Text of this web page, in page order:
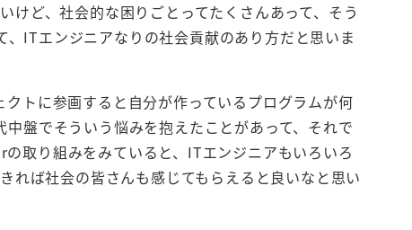
けど、社会的な困りごとってたくさんあって、そう
ITエンジニアなりの社会貢献のあり方だと思いま
トに参画すると自分が作っているプログラムが何
盤でそういう悩みを抱えたことがあって、それで
取り組みをみていると、ITエンジニアもいろいろ
れば社会の皆さんも感じてもらえると良いなと思い